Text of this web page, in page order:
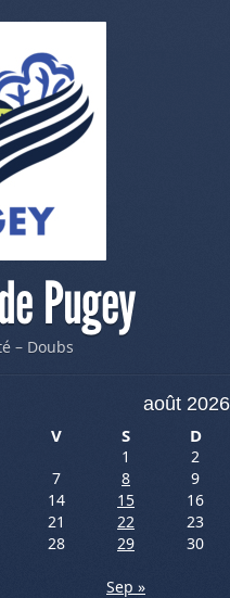
Pugey
– Doubs
août 2026
V S D
1
2
7 8
9
14 15
16
21 22
23
28 29
30
Sep »